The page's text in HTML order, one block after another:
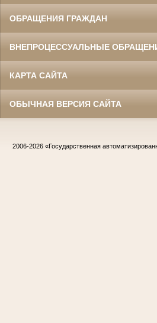
ОБРАЩЕНИЯ ГРАЖДАН
ВНЕПРОЦЕССУАЛЬНЫЕ
КАРТА САЙТА
ОБЫЧНАЯ ВЕРСИЯ САЙТА
2006-2026 «Государственная